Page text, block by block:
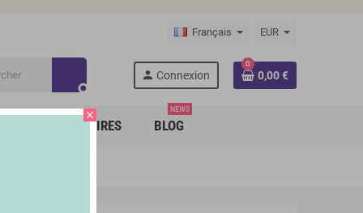
Français EUR
search
person Connexion
0
0,00 €
PARTENAIRES BLOG
NEWS
close